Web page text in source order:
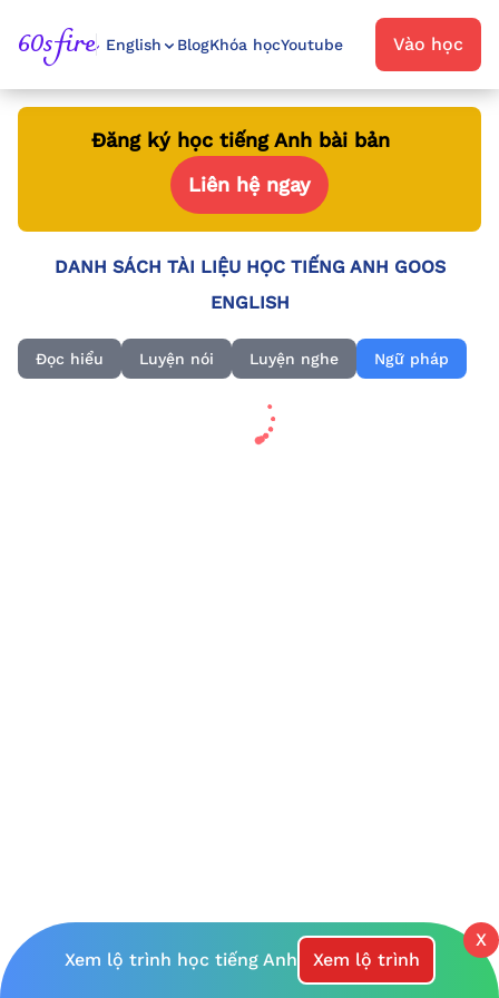
60sfire English BlogKhóa họcYoutube Vào học
Đăng ký học tiếng Anh bài bản
Liên hệ ngay
DANH SÁCH TÀI LIỆU HỌC TIẾNG ANH GOOS
ENGLISH
Đọc hiểu Luyện nói Luyện nghe Ngữ pháp
Xem lộ trình học tiếng Anh Xem lộ trình
X